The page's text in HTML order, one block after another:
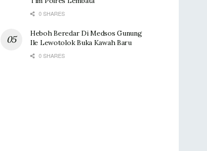
0 SHARES
Heboh Beredar Di Medsos Gunung
Ile Lewotolok Buka Kawah Baru
0 SHARES